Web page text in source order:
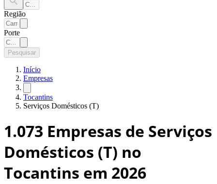
Região
Porte
Pesquisar
Início
Empresas
Tocantins
Serviços Domésticos (T)
1.073 Empresas de Serviços
Domésticos (T) no
Tocantins em 2026